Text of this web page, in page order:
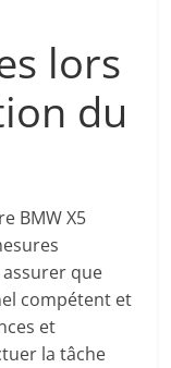
lors
du
BMW X5
que
compétent et
et
la tâche